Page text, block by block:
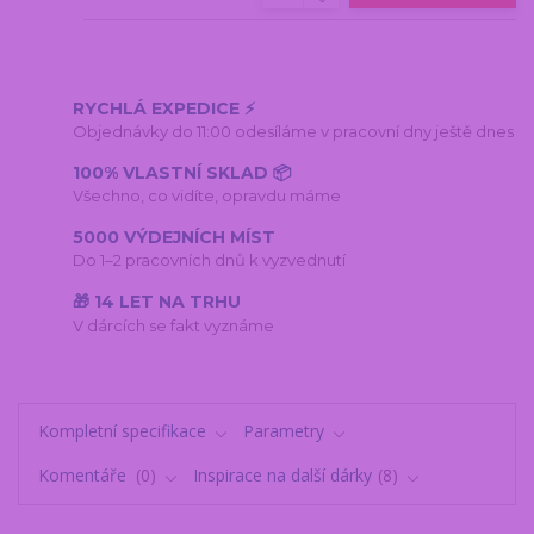
RYCHLÁ EXPEDICE ⚡
Objednávky do 11:00 odesíláme v pracovní dny ještě dnes
100% VLASTNÍ SKLAD 📦
Všechno, co vidíte, opravdu máme
5000 VÝDEJNÍCH MÍST
Do 1–2 pracovních dnů k vyzvednutí
🎁 14 LET NA TRHU
V dárcích se fakt vyznáme
Kompletní specifikace
Parametry
Komentáře
0 Inspirace na další dárky 8